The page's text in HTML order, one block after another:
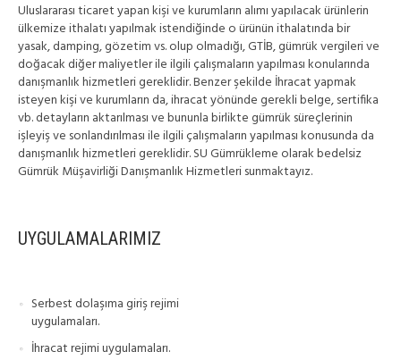
Uluslararası ticaret yapan kişi ve kurumların alımı yapılacak ürünlerin
ülkemize ithalatı yapılmak istendiğinde o ürünün ithalatında bir
yasak, damping, gözetim vs. olup olmadığı, GTİB, gümrük vergileri ve
doğacak diğer maliyetler ile ilgili çalışmaların yapılması konularında
danışmanlık hizmetleri gereklidir. Benzer şekilde İhracat yapmak
isteyen kişi ve kurumların da, ihracat yönünde gerekli belge, sertifika
vb. detayların aktarılması ve bununla birlikte gümrük süreçlerinin
işleyiş ve sonlandırılması ile ilgili çalışmaların yapılması konusunda da
danışmanlık hizmetleri gereklidir. SU Gümrükleme olarak bedelsiz
Gümrük Müşavirliği Danışmanlık Hizmetleri sunmaktayız.
UYGULAMALARIMIZ
Serbest dolaşıma giriş rejimi
uygulamaları.
İhracat rejimi uygulamaları.